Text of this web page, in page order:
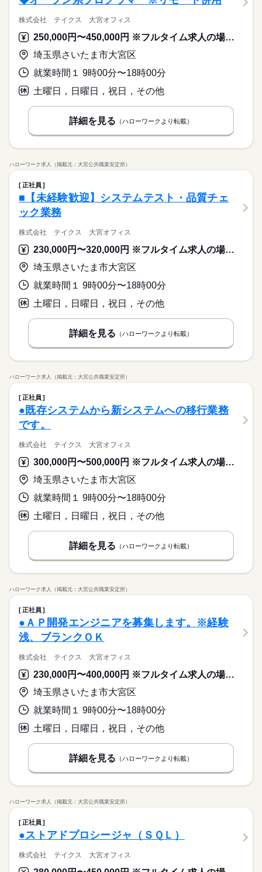
株式会社 テイクス 大宮オフィス
250,000円〜450,000円 ※フルタイム求人の場合は月額（換算額）、パート求人の場合は時間額を表示しています。
埼玉県さいたま市大宮区
就業時間１ 9時00分〜18時00分
土曜日，日曜日，祝日，その他
詳細を見る （ハローワークより転載）
ハローワーク求人（掲載元：大宮公共職業安定所）
正社員
■【未経験歓迎】システムテスト・品質チェ
ック業務
株式会社 テイクス 大宮オフィス
230,000円〜320,000円 ※フルタイム求人の場合は月額（換算額）、パート求人の場合は時間額を表示しています。
埼玉県さいたま市大宮区
就業時間１ 9時00分〜18時00分
土曜日，日曜日，祝日，その他
詳細を見る （ハローワークより転載）
ハローワーク求人（掲載元：大宮公共職業安定所）
正社員
●既存システムから新システムへの移行業務
です。
株式会社 テイクス 大宮オフィス
300,000円〜500,000円 ※フルタイム求人の場合は月額（換算額）、パート求人の場合は時間額を表示しています。
埼玉県さいたま市大宮区
就業時間１ 9時00分〜18時00分
土曜日，日曜日，祝日，その他
詳細を見る （ハローワークより転載）
ハローワーク求人（掲載元：大宮公共職業安定所）
正社員
●ＡＰ開発エンジニアを募集します。※経験
浅、ブランクＯＫ
株式会社 テイクス 大宮オフィス
230,000円〜400,000円 ※フルタイム求人の場合は月額（換算額）、パート求人の場合は時間額を表示しています。
埼玉県さいたま市大宮区
就業時間１ 9時00分〜18時00分
土曜日，日曜日，祝日，その他
詳細を見る （ハローワークより転載）
ハローワーク求人（掲載元：大宮公共職業安定所）
正社員
●ストアドプロシージャ（ＳＱＬ）
株式会社 テイクス 大宮オフィス